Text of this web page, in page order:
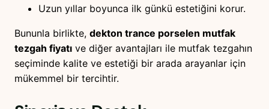
Uzun yıllar boyunca ilk günkü estetiğini korur.
Bununla birlikte, dekton trance porselen mutfak
tezgah fiyatı ve diğer avantajları ile mutfak tezgahın
seçiminde kalite ve estetiği bir arada arayanlar için
mükemmel bir tercihtir.